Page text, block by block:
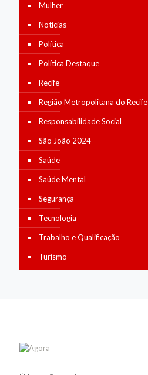
Mulher
Notícias
Política
Política Destaque
Recife
Região Metropolitana do Recife
Responsabilidade Social
São João 2024
Saúde
Saúde Mental
Segurança
Tecnologia
Trabalho e Qualificação
Turismo